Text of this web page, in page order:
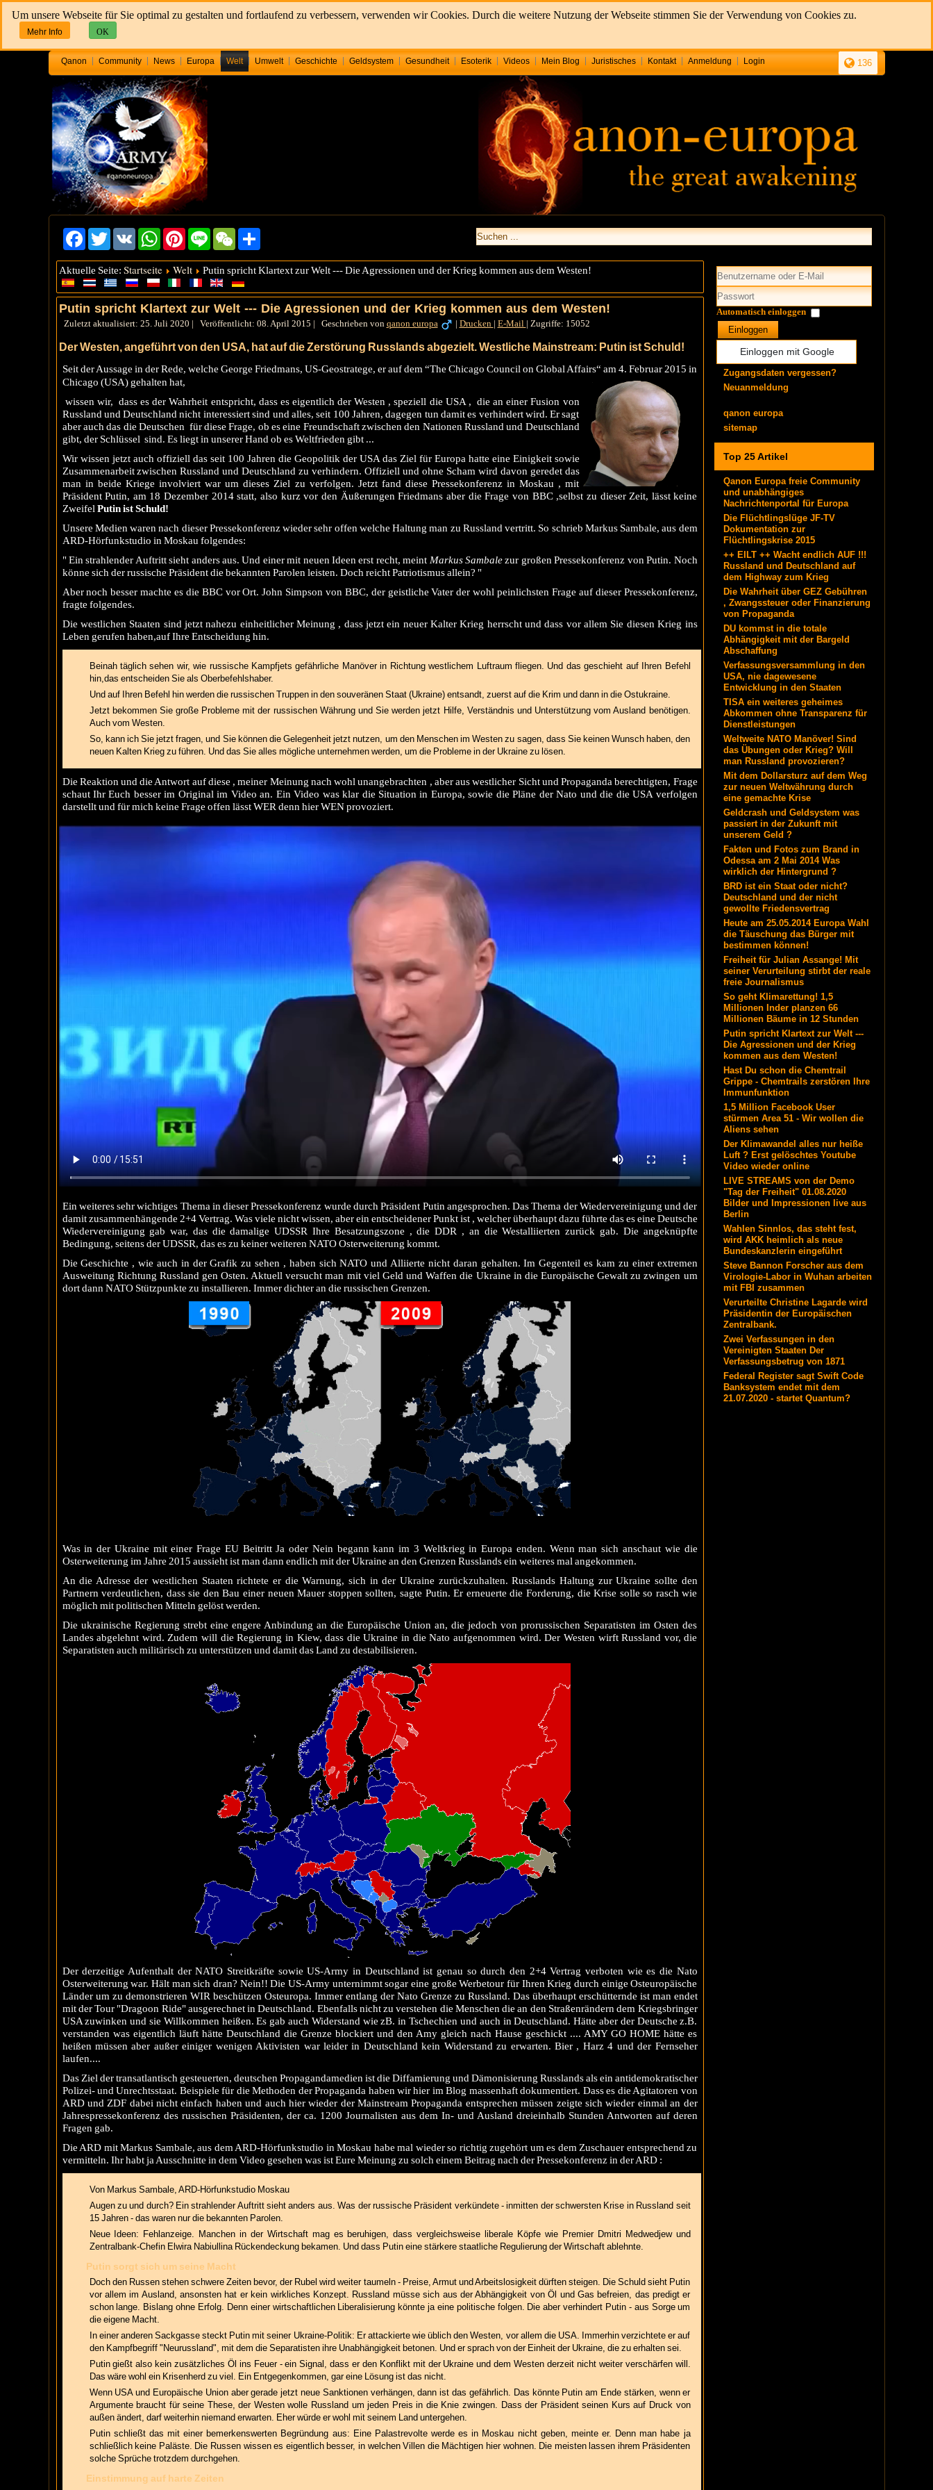
Um unsere Webseite für Sie optimal zu gestalten und fortlaufend zu verbessern, verwenden wir Cookies. Durch die weitere Nutzung der Webseite stimmen Sie der Verwendung von Cookies zu.
Mehr Info OK
136
Qanon Community News Europa Welt Umwelt Geschichte Geldsystem Gesundheit Esoterik Videos Mein Blog Juristisches Kontakt Anmeldung Login
FacebookTwitterVK WhatsAppPinterest
Line WeChatShare
Aktuelle Seite: Startseite Welt Putin spricht Klartext zur Welt --- Die Agressionen und der Krieg kommen aus dem Westen!
Putin spricht Klartext zur Welt --- Die Agressionen und der Krieg kommen aus dem Westen!
Zuletzt aktualisiert: 25. Juli 2020 | Veröffentlicht: 08. April 2015 | Geschrieben von qanon europa | Drucken | E-Mail | Zugriffe: 15052
Der Westen, angeführt von den USA, hat auf die Zerstörung Russlands abgezielt. Westliche Mainstream: Putin ist Schuld!
Seit der Aussage in der Rede, welche George Friedmans, US-Geostratege, er auf dem “The Chicago Council on Global Affairs“ am 4. Februar 2015 in
Chicago (USA) gehalten hat,
wissen wir, dass es der Wahrheit entspricht, dass es eigentlich der Westen , speziell die USA , die an einer Fusion von
Russland und Deutschland nicht interessiert sind und alles, seit 100 Jahren, dagegen tun damit es verhindert wird. Er sagt
aber auch das die Deutschen für diese Frage, ob es eine Freundschaft zwischen den Nationen Russland und Deutschland
gibt, der Schlüssel sind. Es liegt in unserer Hand ob es Weltfrieden gibt ...
Wir wissen jetzt auch offiziell das seit 100 Jahren die Geopolitik der USA das Ziel für Europa hatte eine Einigkeit sowie
Zusammenarbeit zwischen Russland und Deutschland zu verhindern. Offiziell und ohne Scham wird davon geredet das
man in beide Kriege involviert war um dieses Ziel zu verfolgen. Jetzt fand diese Pressekonferenz in Moskau , mit
Präsident Putin, am 18 Dezember 2014 statt, also kurz vor den Äußerungen Friedmans aber die Frage von BBC ,selbst zu dieser Zeit, lässt keine
Zweifel Putin ist Schuld!
Unsere Medien waren nach dieser Pressekonferenz wieder sehr offen welche Haltung man zu Russland vertritt. So schrieb Markus Sambale, aus dem
ARD-Hörfunkstudio in Moskau folgendes:
" Ein strahlender Auftritt sieht anders aus. Und einer mit neuen Ideen erst recht, meint Markus Sambalezur großen Pressekonferenz von Putin. Noch
könne sich der russische Präsident die bekannten Parolen leisten. Doch reicht Patriotismus allein? "
Aber noch besser machte es die BBC vor Ort. John Simpson von BBC, der geistliche Vater der wohl peinlichsten Frage auf dieser Pressekonferenz,
fragte folgendes.
Die westlichen Staaten sind jetzt nahezu einheitlicher Meinung , dass jetzt ein neuer Kalter Krieg herrscht und dass vor allem Sie diesen Krieg ins
Leben gerufen haben,auf Ihre Entscheidung hin.
Beinah täglich sehen wir, wie russische Kampfjets gefährliche Manöver in Richtung westlichem Luftraum fliegen. Und das geschieht auf Ihren Befehl
hin,das entscheiden Sie als Oberbefehlshaber.
Und auf Ihren Befehl hin werden die russischen Truppen in den souveränen Staat (Ukraine) entsandt, zuerst auf die Krim und dann in die Ostukraine.
Jetzt bekommen Sie große Probleme mit der russischen Währung und Sie werden jetzt Hilfe, Verständnis und Unterstützung vom Ausland benötigen.
Auch vom Westen.
So, kann ich Sie jetzt fragen, und Sie können die Gelegenheit jetzt nutzen, um den Menschen im Westen zu sagen, dass Sie keinen Wunsch haben, den
neuen Kalten Krieg zu führen. Und das Sie alles mögliche unternehmen werden, um die Probleme in der Ukraine zu lösen.
Die Reaktion und die Antwort auf diese , meiner Meinung nach wohl unangebrachten , aber aus westlicher Sicht und Propaganda berechtigten, Frage
schaut Ihr Euch besser im Original im Video an. Ein Video was klar die Situation in Europa, sowie die Pläne der Nato und die die USA verfolgen
darstellt und für mich keine Frage offen lässt WER denn hier WEN provoziert.
Ein weiteres sehr wichtiges Thema in dieser Pressekonferenz wurde durch Präsident Putin angesprochen. Das Thema der Wiedervereinigung und der
damit zusammenhängende 2+4 Vertrag. Was viele nicht wissen, aber ein entscheidener Punkt ist , welcher überhaupt dazu führte das es eine Deutsche
Wiedervereinigung gab war, das die damalige UDSSR Ihre Besatzungszone , die DDR , an die Westalliierten zurück gab. Die angeknüpfte
Bedingung, seitens der UDSSR, das es zu keiner weiteren NATO Osterweiterung kommt.
Die Geschichte , wie auch in der Grafik zu sehen , haben sich NATO und Alliierte nicht daran gehalten. Im Gegenteil es kam zu einer extremen
Ausweitung Richtung Russland gen Osten. Aktuell versucht man mit viel Geld und Waffen die Ukraine in die Europäische Gewalt zu zwingen um
dort dann NATO Stützpunkte zu installieren. Immer dichter an die russischen Grenzen.
Was in der Ukraine mit einer Frage EU Beitritt Ja oder Nein begann kann im 3 Weltkrieg in Europa enden. Wenn man sich anschaut wie die
Osterweiterung im Jahre 2015 aussieht ist man dann endlich mit der Ukraine an den Grenzen Russlands ein weiteres mal angekommen.
An die Adresse der westlichen Staaten richtete er die Warnung, sich in der Ukraine zurückzuhalten. Russlands Haltung zur Ukraine sollte den
Partnern verdeutlichen, dass sie den Bau einer neuen Mauer stoppen sollten, sagte Putin. Er erneuerte die Forderung, die Krise solle so rasch wie
möglich mit politischen Mitteln gelöst werden.
Die ukrainische Regierung strebt eine engere Anbindung an die Europäische Union an, die jedoch von prorussischen Separatisten im Osten des
Landes abgelehnt wird. Zudem will die Regierung in Kiew, dass die Ukraine in die Nato aufgenommen wird. Der Westen wirft Russland vor, die
Separatisten auch militärisch zu unterstützen und damit das Land zu destabilisieren.
Der derzeitige Aufenthalt der NATO Streitkräfte sowie US-Army in Deutschland ist genau so durch den 2+4 Vertrag verboten wie es die Nato
Osterweiterung war. Hält man sich dran? Nein!! Die US-Army unternimmt sogar eine große Werbetour für Ihren Krieg durch einige Osteuropäische
Länder um zu demonstrieren WIR beschützen Osteuropa. Immer entlang der Nato Grenze zu Russland. Das überhaupt erschütternde ist man endet
mit der Tour "Dragoon Ride" ausgerechnet in Deutschland. Ebenfalls nicht zu verstehen die Menschen die an den Straßenrändern dem Kriegsbringer
USA zuwinken und sie Willkommen heißen. Es gab auch Widerstand wie zB. in Tschechien und auch in Deutschland. Hätte aber der Deutsche z.B.
verstanden was eigentlich läuft hätte Deutschland die Grenze blockiert und den Amy gleich nach Hause geschickt .... AMY GO HOME hätte es
heißen müssen aber außer einiger wenigen Aktivisten war leider in Deutschland kein Widerstand zu erwarten. Bier , Harz 4 und der Fernseher
laufen....
Das Ziel der transatlantisch gesteuerten, deutschen Propagandamedien ist die Diffamierung und Dämonisierung Russlands als ein antidemokratischer
Polizei- und Unrechtsstaat. Beispiele für die Methoden der Propaganda haben wir hier im Blog massenhaft dokumentiert. Dass es die Agitatoren von
ARD und ZDF dabei nicht einfach haben und auch hier wieder der Mainstream Propaganda entsprechen müssen zeigte sich wieder einmal an der
Jahrespressekonferenz des russischen Präsidenten, der ca. 1200 Journalisten aus dem In- und Ausland dreieinhalb Stunden Antworten auf deren
Fragen gab.
Die ARD mit Markus Sambale, aus dem ARD-Hörfunkstudio in Moskau habe mal wieder so richtig zugehört um es dem Zuschauer entsprechend zu
vermitteln. Ihr habt ja Ausschnitte in dem Video gesehen was ist Eure Meinung zu solch einem Beitrag nach der Pressekonferenz in der ARD :
Von Markus Sambale, ARD-Hörfunkstudio Moskau
Augen zu und durch? Ein strahlender Auftritt sieht anders aus. Was der russische Präsident verkündete - inmitten der schwersten Krise in Russland seit
15 Jahren - das waren nur die bekannten Parolen.
Neue Ideen: Fehlanzeige. Manchen in der Wirtschaft mag es beruhigen, dass vergleichsweise liberale Köpfe wie Premier Dmitri Medwedjew und
Zentralbank-Chefin Elwira Nabiullina Rückendeckung bekamen. Und dass Putin eine stärkere staatliche Regulierung der Wirtschaft ablehnte.
Putin sorgt sich um seine Macht
Doch den Russen stehen schwere Zeiten bevor, der Rubel wird weiter taumeln - Preise, Armut und Arbeitslosigkeit dürften steigen. Die Schuld sieht Putin
vor allem im Ausland, ansonsten hat er kein wirkliches Konzept. Russland müsse sich aus der Abhängigkeit von Öl und Gas befreien, das predigt er
schon lange. Bislang ohne Erfolg. Denn einer wirtschaftlichen Liberalisierung könnte ja eine politische folgen. Die aber verhindert Putin - aus Sorge um
die eigene Macht.
In einer anderen Sackgasse steckt Putin mit seiner Ukraine-Politik: Er attackierte wie üblich den Westen, vor allem die USA. Immerhin verzichtete er auf
den Kampfbegriff "Neurussland", mit dem die Separatisten ihre Unabhängigkeit betonen. Und er sprach von der Einheit der Ukraine, die zu erhalten sei.
Putin gießt also kein zusätzliches Öl ins Feuer - ein Signal, dass er den Konflikt mit der Ukraine und dem Westen derzeit nicht weiter verschärfen will.
Das wäre wohl ein Krisenherd zu viel. Ein Entgegenkommen, gar eine Lösung ist das nicht.
Wenn USA und Europäische Union aber gerade jetzt neue Sanktionen verhängen, dann ist das gefährlich. Das könnte Putin am Ende stärken, wenn er
Argumente braucht für seine These, der Westen wolle Russland um jeden Preis in die Knie zwingen. Dass der Präsident seinen Kurs auf Druck von
außen ändert, darf weiterhin niemand erwarten. Eher würde er wohl mit seinem Land untergehen.
Putin schließt das mit einer bemerkenswerten Begründung aus: Eine Palastrevolte werde es in Moskau nicht geben, meinte er. Denn man habe ja
schließlich keine Paläste. Die Russen wissen es eigentlich besser, in welchen Villen die Mächtigen hier wohnen. Die meisten lassen ihrem Präsidenten
solche Sprüche trotzdem durchgehen.
Einstimmung auf harte Zeiten
Automatisch einloggen
Einloggen
Einloggen mit Google
Zugangsdaten vergessen?
Neuanmeldung
qanon europa
sitemap
Top 25 Artikel
Qanon Europa freie Community
und unabhängiges
Nachrichtenportal für Europa
Die Flüchtlingslüge JF-TV
Dokumentation zur
Flüchtlingskrise 2015
++ EILT ++ Wacht endlich AUF !!!
Russland und Deutschland auf
dem Highway zum Krieg
Die Wahrheit über GEZ Gebühren
, Zwangssteuer oder Finanzierung
von Propaganda
DU kommst in die totale
Abhängigkeit mit der Bargeld
Abschaffung
Verfassungsversammlung in den
USA, nie dagewesene
Entwicklung in den Staaten
TISA ein weiteres geheimes
Abkommen ohne Transparenz für
Dienstleistungen
Weltweite NATO Manöver! Sind
das Übungen oder Krieg? Will
man Russland provozieren?
Mit dem Dollarsturz auf dem Weg
zur neuen Weltwährung durch
eine gemachte Krise
Geldcrash und Geldsystem was
passiert in der Zukunft mit
unserem Geld ?
Fakten und Fotos zum Brand in
Odessa am 2 Mai 2014 Was
wirklich der Hintergrund ?
BRD ist ein Staat oder nicht?
Deutschland und der nicht
gewollte Friedensvertrag
Heute am 25.05.2014 Europa Wahl
die Täuschung das Bürger mit
bestimmen können!
Freiheit für Julian Assange! Mit
seiner Verurteilung stirbt der reale
freie Journalismus
So geht Klimarettung! 1,5
Millionen Inder planzen 66
Millionen Bäume in 12 Stunden
Putin spricht Klartext zur Welt ---
Die Agressionen und der Krieg
kommen aus dem Westen!
Hast Du schon die Chemtrail
Grippe - Chemtrails zerstören Ihre
Immunfunktion
1,5 Million Facebook User
stürmen Area 51 - Wir wollen die
Aliens sehen
Der Klimawandel alles nur heiße
Luft ? Erst gelöschtes Youtube
Video wieder online
LIVE STREAMS von der Demo
"Tag der Freiheit" 01.08.2020
Bilder und Impressionen live aus
Berlin
Wahlen Sinnlos, das steht fest,
wird AKK heimlich als neue
Bundeskanzlerin eingeführt
Steve Bannon Forscher aus dem
Virologie-Labor in Wuhan arbeiten
mit FBI zusammen
Verurteilte Christine Lagarde wird
Präsidentin der Europäischen
Zentralbank.
Zwei Verfassungen in den
Vereinigten Staaten Der
Verfassungsbetrug von 1871
Federal Register sagt Swift Code
Banksystem endet mit dem
21.07.2020 - startet Quantum?